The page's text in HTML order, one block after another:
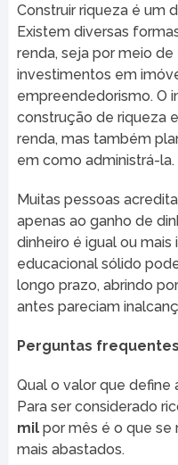
Construir riqueza é um
Existem diversas
renda, seja por meio
investimentos em
empreendedorismo. O
construção de riqueza
renda, mas também
em como administrá-la.
Muitas pessoas
apenas ao ganho de
dinheiro é igual ou
educacional sólido
longo prazo, abrindo
antes pareciam
Perguntas frequentes
Qual o valor que define
Para ser considerado
milpor mês é o que se
mais abastados.